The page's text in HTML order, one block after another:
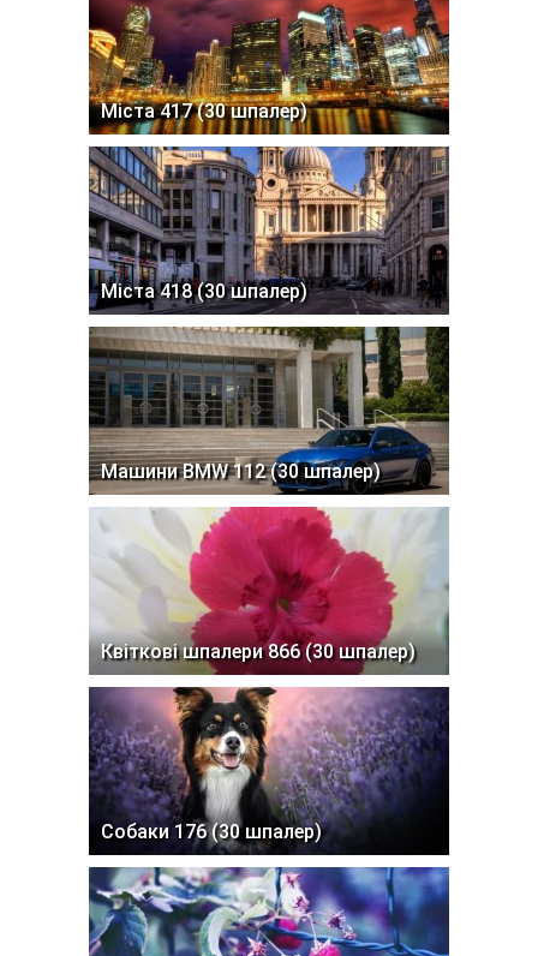
Міста 417 (30 шпалер)
Міста 418 (30 шпалер)
Машини BMW 112 (30 шпалер)
Квіткові шпалери 866 (30 шпалер)
Собаки 176 (30 шпалер)